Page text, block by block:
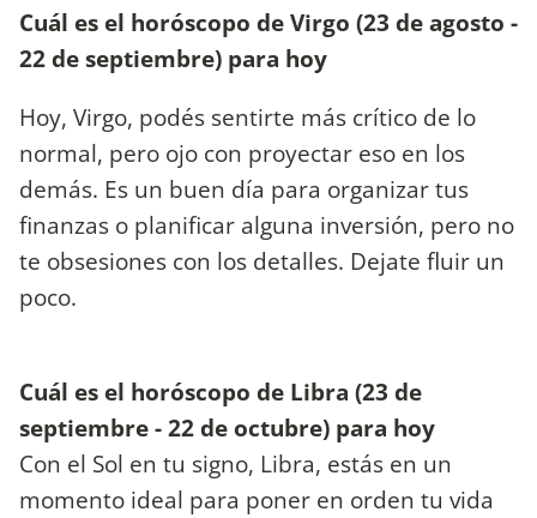
Cuál es el horóscopo de Virgo (23 de agosto -
22 de septiembre) para hoy
Hoy, Virgo, podés sentirte más crítico de lo
normal, pero ojo con proyectar eso en los
demás. Es un buen día para organizar tus
finanzas o planificar alguna inversión, pero no
te obsesiones con los detalles. Dejate fluir un
poco.
Cuál es el horóscopo de Libra (23 de
septiembre - 22 de octubre) para hoy
Con el Sol en tu signo, Libra, estás en un
momento ideal para poner en orden tu vida